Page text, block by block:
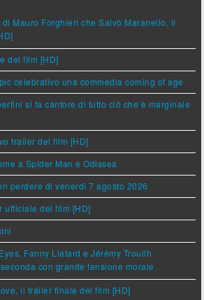
di Mauro Forghieri che Salvò Maranello, il
del film [HD]
celebrativo una commedia coming of age
si fa cantore di tutto ciò che è marginale
trailer del film [HD]
a Spider Man e Odissea
perdere di venerdì 7 agosto 2026
ufficiale del film [HD]
Fanny Liatard e Jérémy Trouilh
con grande tensione morale
il trailer finale del film [HD]